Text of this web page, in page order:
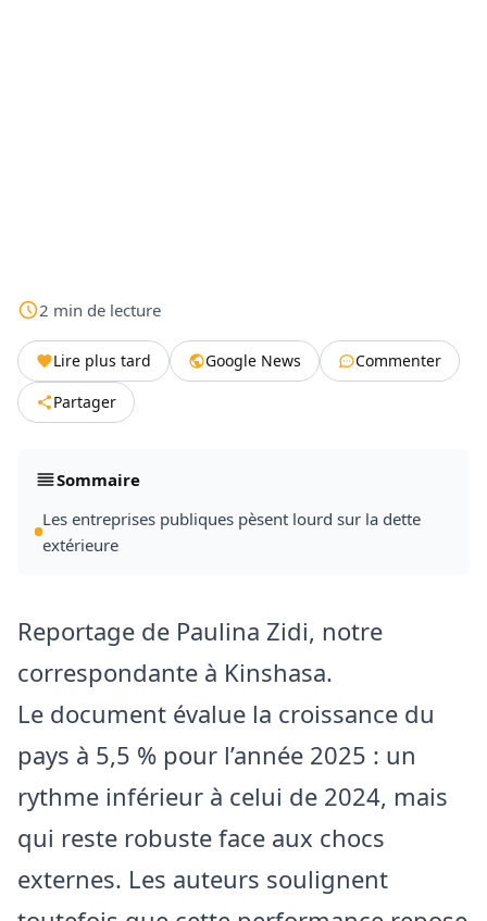
2 min de lecture
Lire plus tard Google News
Commenter
Partager
Sommaire
Les entreprises publiques pèsent lourd sur la dette
extérieure
Reportage de Paulina Zidi, notre
correspondante à Kinshasa.
Le document évalue la croissance du
pays à 5,5 % pour l’année 2025 : un
rythme inférieur à celui de 2024, mais
qui reste robuste face aux chocs
externes. Les auteurs soulignent